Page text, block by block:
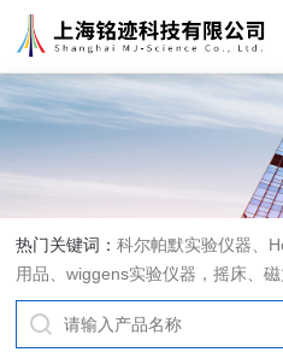
热门关键词：科尔帕默实验仪器、
用品、wiggens实验仪器，摇床、